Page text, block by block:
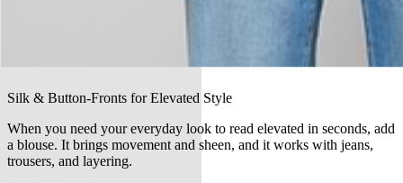
Silk & Button-Fronts for Elevated Style
When you need your everyday look to read elevated in seconds, add
a blouse. It brings movement and sheen, and it works with jeans,
trousers, and layering.